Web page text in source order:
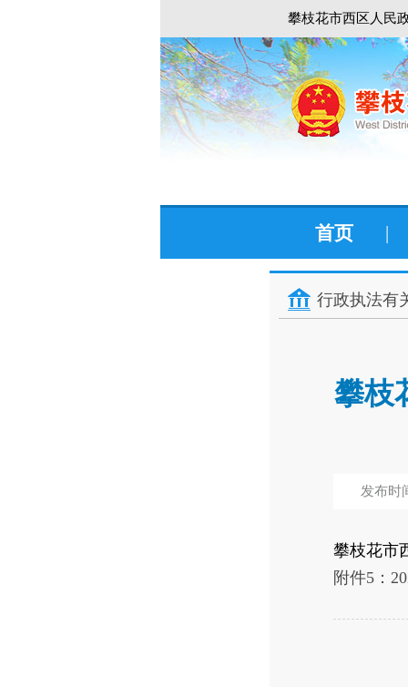
攀枝花市西区人民
首页 |
行政执法有
攀枝
发布时
攀枝花市
附件5：